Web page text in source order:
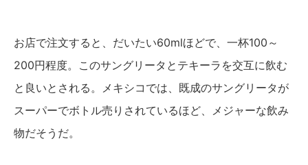
お店で注文すると、だいたい60mlほどで、一杯100～
200円程度。このサングリータとテキーラを交互に飲む
と良いとされる。メキシコでは、既成のサングリータが
スーパーでボトル売りされているほど、メジャーな飲み
物だそうだ。